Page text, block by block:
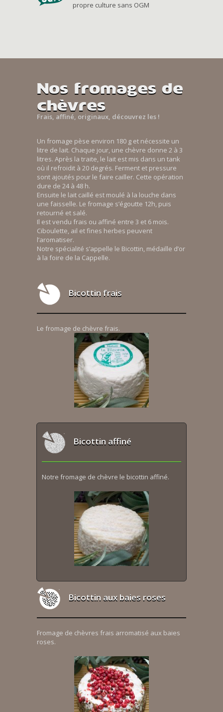
propre culture sans OGM
Nos fromages de
chèvres
Frais, affiné, originaux, découvrez les !
Un fromage pèse environ 180 g et nécessite un
litre de lait. Chaque jour, une chèvre donne 2 à 3
litres. Après la traite, le lait est mis dans un tank
où il refroidit à 20 degrés. Ferment et pressure
sont ajoutés pour le faire cailler. Cette opération
dure de 24 à 48 h.
Ensuite le lait caillé est moulé à la louche dans
une faisselle. Le fromage s’égoutte 12h, puis
retourné et salé.
Il est vendu frais ou affiné entre 3 et 6 mois.
Ciboulette, ail et fines herbes peuvent
l’aromatiser.
Notre spécialité s’appelle le Bicottin, médaille d’or
à la foire de la Cappelle.
Bicottin frais
Le fromage de chèvre frais.
Bicottin affiné
Notre fromage de chèvre le bicottin affiné.
Bicottin aux baies roses
Fromage de chèvres frais arromatisé aux baies
roses.